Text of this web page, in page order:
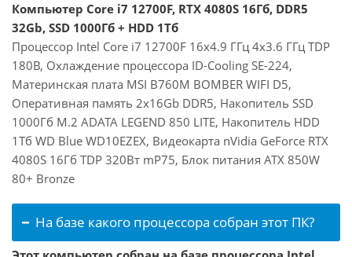
Компьютер Core i7 12700F, RTX 4080S 16Гб, DDR5
32Gb, SSD 1000Гб + HDD 1Тб
Процессор Intel Core i7 12700F 16x4.9 ГГц 4x3.6 ГГц TDP
180В, Охлаждение процессора ID-Cooling SE-224,
Материнская плата MSI B760M BOMBER WIFI D5,
Оперативная память 2x16Gb DDR5, Накопитель SSD
1000Гб M.2 ADATA LEGEND 850 LITE, Накопитель HDD
1Тб WD Blue WD10EZEX, Видеокарта nVidia GeForce RTX
4080S 16Гб TDP 320Вт mP75, Блок питания ATX 850W
80+ Bronze
На базе какого процессора собран этот ПК?